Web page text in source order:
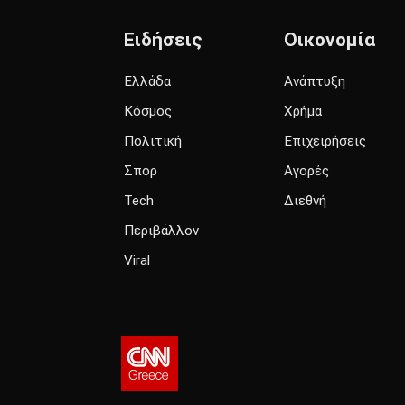
Ειδήσεις
Ελλάδα
Κόσμος
Πολιτική
Σπορ
Tech
Περιβάλλον
Viral
Οικονομία
Ανάπτυξη
Χρήμα
Επιχειρήσεις
Αγορές
Διεθνή